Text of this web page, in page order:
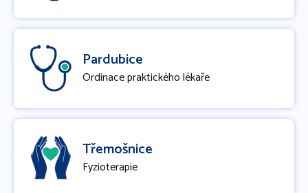
Pardubice
Ordinace praktického lékaře
Třemošnice
Fyzioterapie